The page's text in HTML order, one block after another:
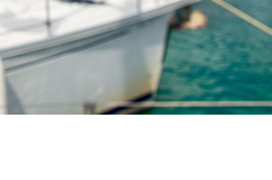
Úti célok
Zadar vitorlázási régió
Biograd na Moru
Šibenik Vitorlázási Régió